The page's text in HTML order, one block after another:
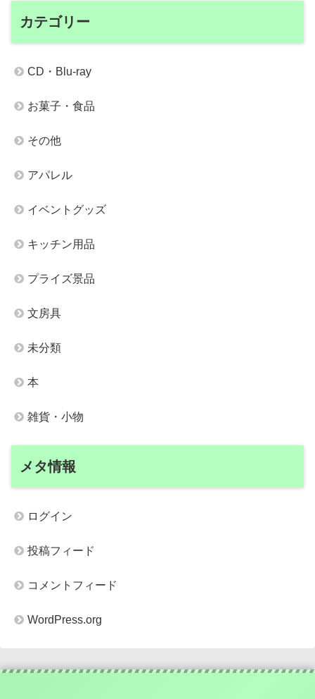
カテゴリー
CD・Blu-ray
お菓子・食品
その他
アパレル
イベントグッズ
キッチン用品
プライズ景品
文房具
未分類
本
雑貨・小物
メタ情報
ログイン
投稿フィード
コメントフィード
WordPress.org